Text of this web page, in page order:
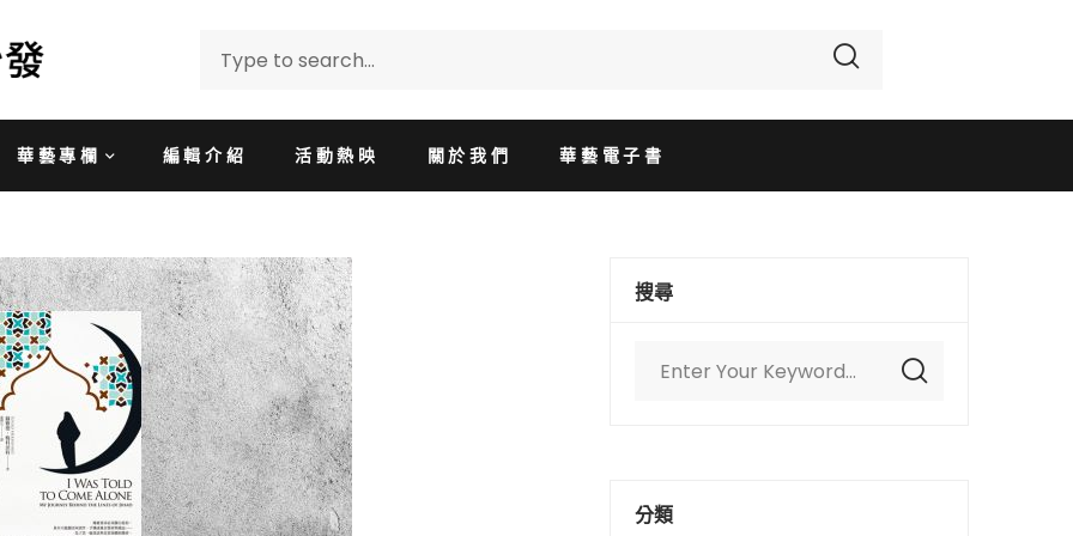
華藝專欄 編輯介紹 活動熱映 關於我們 華藝電子書
搜尋
分類